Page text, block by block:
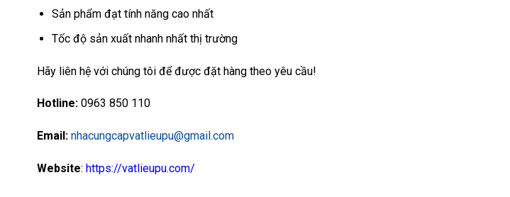
Sản phẩm đạt tính năng cao nhất
Tốc độ sản xuất nhanh nhất thị trường
Hãy liên hệ với chúng tôi để được đặt hàng theo yêu cầu!
Hotline: 0963 850 110
Email: nhacungcapvatlieupu@gmail.com
Website: https://vatlieupu.com/